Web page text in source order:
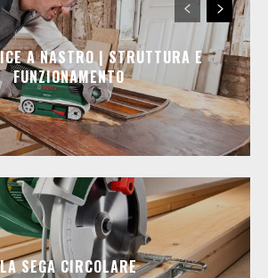
A NASTRO | STRUTTURA E
FUNZIONAMENTO
LA SEGA CIRCOLARE